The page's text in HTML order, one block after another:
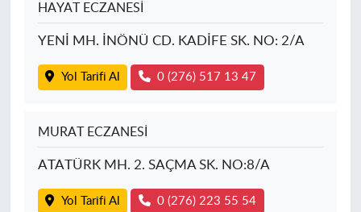
HAYAT ECZANESİ
YENİ MH. İNÖNÜ CD. KADİFE SK. NO: 2/A
Yol Tarifi Al 0 (276) 517 13 47
MURAT ECZANESİ
ATATÜRK MH. 2. SAÇMA SK. NO:8/A
Yol Tarifi Al 0 (276) 223 55 54